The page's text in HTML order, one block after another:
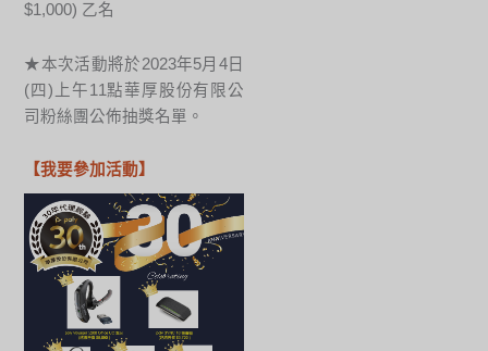
$1,000) 乙名
★本次活動將於2023年5月4日
(四)上午11點華厚股份有限公
司粉絲團公佈抽獎名單。
【我要參加活動】